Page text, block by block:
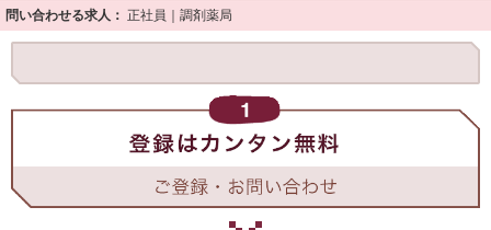
問い合わせる求人： 正社員｜調剤薬局